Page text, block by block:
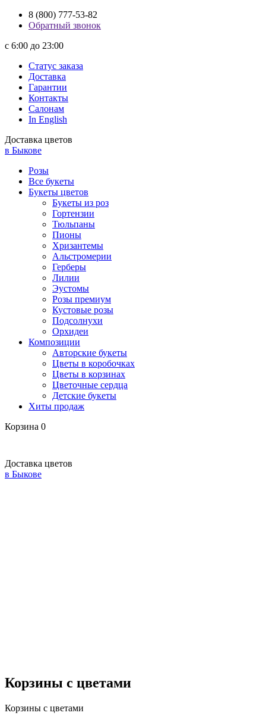
8 (800) 777-53-82
Обратный звонок
с 6:00 до 23:00
Статус заказа
Доставка
Гарантии
Контакты
Салонам
In English
Доставка цветов
в Быкове
Розы
Все букеты
Букеты цветов
Букеты из роз
Гортензии
Тюльпаны
Пионы
Хризантемы
Альстромерии
Герберы
Лилии
Эустомы
Розы премиум
Кустовые розы
Подсолнухи
Орхидеи
Композиции
Авторские букеты
Цветы в коробочках
Цветы в корзинах
Цветочные сердца
Детские букеты
Хиты продаж
Корзина 0
Доставка цветов
в Быкове
Корзины с цветами
Корзины с цветами